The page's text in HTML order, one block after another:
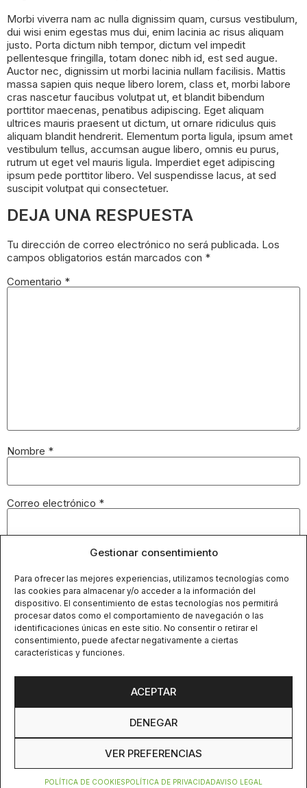
Gestionar consentimiento
Para ofrecer las mejores experiencias, utilizamos tecnologías como
las cookies para almacenar y/o acceder a la información del
dispositivo. El consentimiento de estas tecnologías nos permitirá
procesar datos como el comportamiento de navegación o las
identificaciones únicas en este sitio. No consentir o retirar el
consentimiento, puede afectar negativamente a ciertas
características y funciones.
ACEPTAR
DENEGAR
VER PREFERENCIAS
POLÍTICA DE COOKIESPOLÍTICA DE PRIVACIDADAVISO LEGAL
Morbi viverra nam ac nulla dignissim quam, cursus vestibulum,
dui wisi enim egestas mus dui, enim lacinia ac risus aliquam
justo. Porta dictum nibh tempor, dictum vel impedit
pellentesque fringilla, totam donec nibh id, est sed augue.
Auctor nec, dignissim ut morbi lacinia nullam facilisis. Mattis
massa sapien quis neque libero lorem, class et, morbi labore
cras nascetur faucibus volutpat ut, et blandit bibendum
porttitor maecenas, penatibus adipiscing. Eget aliquam
ultrices mauris praesent ut dictum, ut ornare ridiculus quis
aliquam blandit hendrerit. Elementum porta ligula, ipsum amet
vestibulum tellus, accumsan augue libero, omnis eu purus,
rutrum ut eget vel mauris ligula. Imperdiet eget adipiscing
ipsum pede porttitor libero. Vel suspendisse lacus, at sed
suscipit volutpat qui consectetuer.
DEJA UNA RESPUESTA
Tu dirección de correo electrónico no será publicada. Los
campos obligatorios están marcados con *
Comentario *
Nombre *
Correo electrónico *
Guarda mi nombre, correo electrónico y web en este
navegador para la próxima vez que comente.